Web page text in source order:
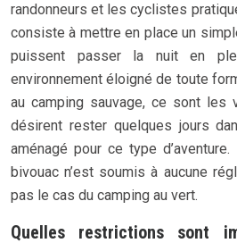
randonneurs et les cyclistes
consiste à mettre en place un
puissent passer la nuit en
environnement éloigné de toute
au camping sauvage, ce sont les
désirent rester quelques jours
aménagé pour ce type
bivouac n’est soumis à aucune
pas le cas du camping au vert.
Quelles restrictions sont